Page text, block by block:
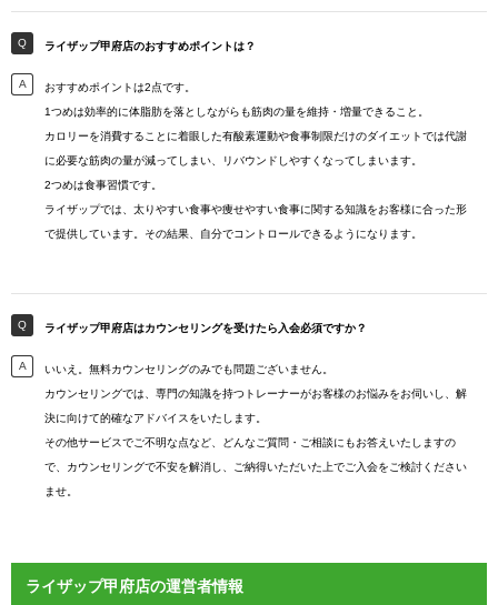
ライザップ甲府店のおすすめポイントは？
おすすめポイントは2点です。
1つめは効率的に体脂肪を落としながらも筋肉の量を維持・増量できること。
カロリーを消費することに着眼した有酸素運動や食事制限だけのダイエットでは代謝
に必要な筋肉の量が減ってしまい、リバウンドしやすくなってしまいます。
2つめは食事習慣です。
ライザップでは、太りやすい食事や痩せやすい食事に関する知識をお客様に合った形
で提供しています。その結果、自分でコントロールできるようになります。
ライザップ甲府店はカウンセリングを受けたら入会必須ですか？
いいえ。無料カウンセリングのみでも問題ございません。
カウンセリングでは、専門の知識を持つトレーナーがお客様のお悩みをお伺いし、解
決に向けて的確なアドバイスをいたします。
その他サービスでご不明な点など、どんなご質問・ご相談にもお答えいたしますの
で、カウンセリングで不安を解消し、ご納得いただいた上でご入会をご検討ください
ませ。
ライザップ甲府店の運営者情報